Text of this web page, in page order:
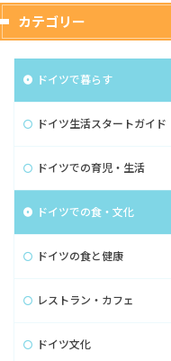
カテゴリー
ドイツで暮らす
ドイツ生活スタートガイド
ドイツでの育児・生活
ドイツでの食・文化
ドイツの食と健康
レストラン・カフェ
ドイツ文化